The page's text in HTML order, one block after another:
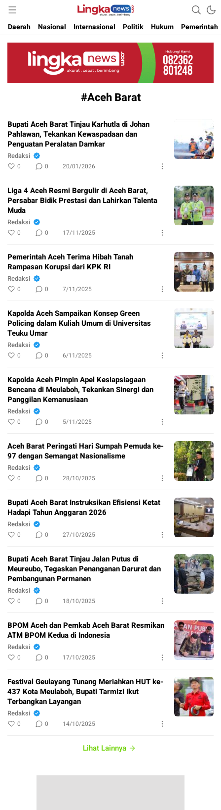
Lingkanews
Akurat. Cepat & Berimbang
Daerah
Nasional Internasional Politik Hukum Pemerintah
#Aceh Barat
Bupati Aceh Barat Tinjau Karhutla di Johan
Pahlawan, Tekankan Kewaspadaan dan
Penguatan Peralatan Damkar
Redaksi
0 0 20/01/2026
Liga 4 Aceh Resmi Bergulir di Aceh Barat,
Persabar Bidik Prestasi dan Lahirkan Talenta
Muda
Redaksi
0 0 17/11/2025
Pemerintah Aceh Terima Hibah Tanah
Rampasan Korupsi dari KPK RI
Redaksi
0 0 7/11/2025
Kapolda Aceh Sampaikan Konsep Green
Policing dalam Kuliah Umum di Universitas
Teuku Umar
Redaksi
0 0 6/11/2025
Kapolda Aceh Pimpin Apel Kesiapsiagaan
Bencana di Meulaboh, Tekankan Sinergi dan
Panggilan Kemanusiaan
Redaksi
0 0 5/11/2025
Aceh Barat Peringati Hari Sumpah Pemuda ke-
97 dengan Semangat Nasionalisme
Redaksi
0 0 28/10/2025
Bupati Aceh Barat Instruksikan Efisiensi Ketat
Hadapi Tahun Anggaran 2026
Redaksi
0 0 27/10/2025
Bupati Aceh Barat Tinjau Jalan Putus di
Meureubo, Tegaskan Penanganan Darurat dan
Pembangunan Permanen
Redaksi
0 0 18/10/2025
BPOM Aceh dan Pemkab Aceh Barat Resmikan
ATM BPOM Kedua di Indonesia
Redaksi
0 0 17/10/2025
Festival Geulayang Tunang Meriahkan HUT ke-
437 Kota Meulaboh, Bupati Tarmizi Ikut
Terbangkan Layangan
Redaksi
0 0 14/10/2025
Lihat Lainnya